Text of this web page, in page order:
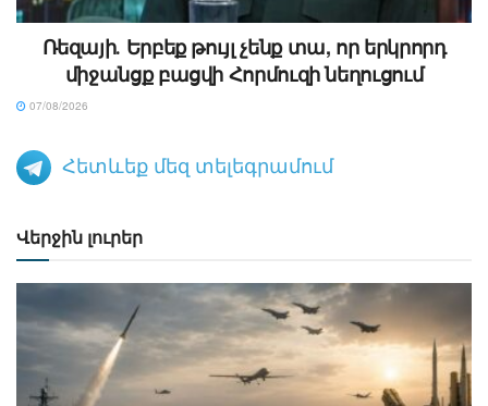
Ռեզայի․ Երբեք թույլ չենք տա, որ երկրորդ
միջանցք բացվի Հորմուզի նեղուցում
07/08/2026
Հետևեք մեզ տելեգրամում
Վերջին լուրեր